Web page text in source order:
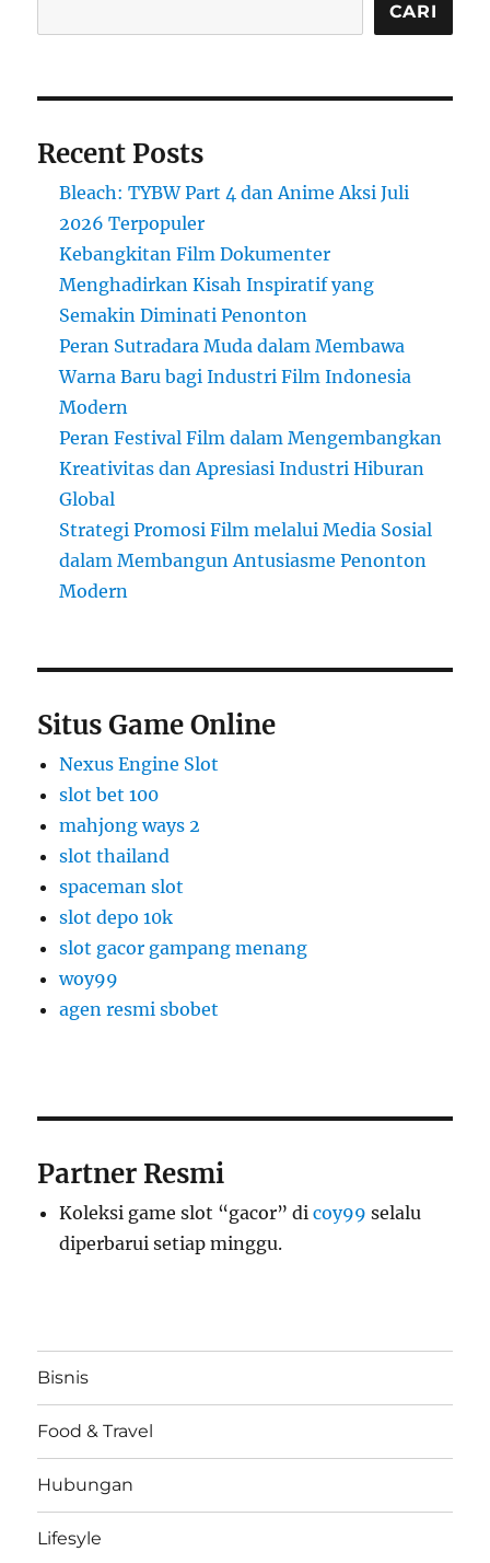
CARI
Recent Posts
Bleach: TYBW Part 4 dan Anime Aksi Juli
2026 Terpopuler
Kebangkitan Film Dokumenter
Menghadirkan Kisah Inspiratif yang
Semakin Diminati Penonton
Peran Sutradara Muda dalam Membawa
Warna Baru bagi Industri Film Indonesia
Modern
Peran Festival Film dalam Mengembangkan
Kreativitas dan Apresiasi Industri Hiburan
Global
Strategi Promosi Film melalui Media Sosial
dalam Membangun Antusiasme Penonton
Modern
Situs Game Online
Nexus Engine Slot
slot bet 100
mahjong ways 2
slot thailand
spaceman slot
slot depo 10k
slot gacor gampang menang
woy99
agen resmi sbobet
Partner Resmi
Koleksi game slot “gacor” dicoy99 selalu
diperbarui setiap minggu.
Bisnis
Food & Travel
Hubungan
Lifesyle